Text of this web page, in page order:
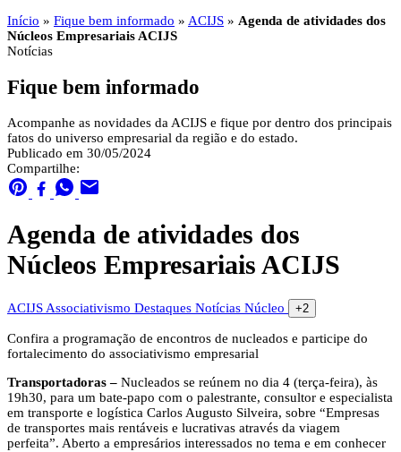
Início » Fique bem informado » ACIJS » Agenda de atividades dos
Núcleos Empresariais ACIJS
Notícias
Fique bem informado
Acompanhe as novidades da ACIJS e fique por dentro dos principais
fatos do universo empresarial da região e do estado.
Publicado em 30/05/2024
Compartilhe:
Agenda de atividades dos
Núcleos Empresariais ACIJS
ACIJS Associativismo Destaques Notícias Núcleo +2
Confira a programação de encontros de nucleados e participe do
fortalecimento do associativismo empresarial
Transportadoras – Nucleados se reúnem no dia 4 (terça-feira), às
19h30, para um bate-papo com o palestrante, consultor e especialista
em transporte e logística Carlos Augusto Silveira, sobre “Empresas
de transportes mais rentáveis e lucrativas através da viagem
perfeita”. Aberto a empresários interessados no tema e em conhecer